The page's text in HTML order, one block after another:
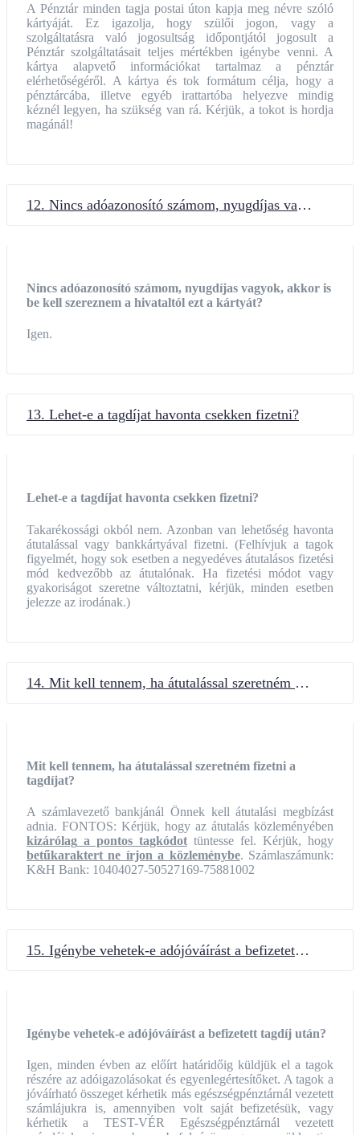
A Pénztár minden tagja postai úton kapja meg névre szóló
kártyáját. Ez igazolja, hogy szülői jogon, vagy a
szolgáltatásra való jogosultság időpontjától jogosult a
Pénztár szolgáltatásait teljes mértékben igénybe venni. A
kártya alapvető információkat tartalmaz a pénztár
elérhetőségéről. A kártya és tok formátum célja, hogy a
pénztárcába, illetve egyéb irattartóba helyezve mindig
kéznél legyen, ha szükség van rá. Kérjük, a tokot is hordja
magánál!
12. Nincs adóazonosító számom, nyugdíjas vagyok, akkor is be kell szereznem a hivataltól ezt a kártyát?
Nincs adóazonosító számom, nyugdíjas vagyok, akkor is
be kell szereznem a hivataltól ezt a kártyát?
Igen.
13. Lehet-e a tagdíjat havonta csekken fizetni?
Lehet-e a tagdíjat havonta csekken fizetni?
Takarékossági okból nem. Azonban van lehetőség havonta
átutalással vagy bankkártyával fizetni. (Felhívjuk a tagok
figyelmét, hogy sok esetben a negyedéves átutalásos fizetési
mód kedvezőbb az átutalónak. Ha fizetési módot vagy
gyakoriságot szeretne változtatni, kérjük, minden esetben
jelezze az irodának.)
14. Mit kell tennem, ha átutalással szeretném fizetni a tagdíjat?
Mit kell tennem, ha átutalással szeretném fizetni a
tagdíjat?
A számlavezető bankjánál Önnek kell átutalási megbízást
adnia. FONTOS: Kérjük, hogy az átutalás közleményében
kizárólag a pontos tagkódot tüntesse fel. Kérjük, hogy
betűkaraktert ne írjon a közleménybe. Számlaszámunk:
K&H Bank: 10404027-50527169-75881002
15. Igénybe vehetek-e adójóváírást a befizetett tagdíj után?
Igénybe vehetek-e adójóváírást a befizetett tagdíj után?
Igen, minden évben az előírt határidőig küldjük el a tagok
részére az adóigazolásokat és egyenlegértesítőket. A tagok a
jóváírható összeget kérhetik más egészségpénztárnál vezetett
számlájukra is, amennyiben volt saját befizetésük, vagy
kérhetik a TEST-VÉR Egészségpénztárnál vezetett